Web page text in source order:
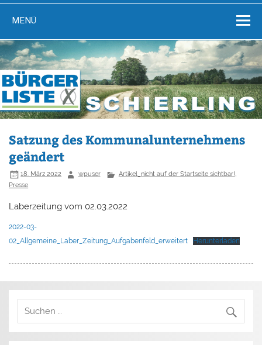
Zum
springen
MENÜ
Satzung des Kommunalunternehmens
geändert
18. März 2022 wpuser Artikel_nicht auf der Startseite sichtbar!
Presse
Laberzeitung vom 02.03.2022
2022-03-
02_Allgemeine_Laber_Zeitung_Aufgabenfeld_erweitert
Herunterladen